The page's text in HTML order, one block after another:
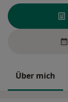
Über mich